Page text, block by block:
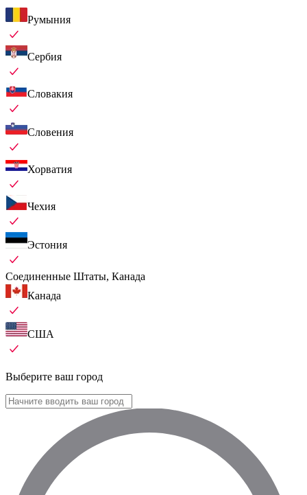
Румыния
Сербия
Словакия
Словения
Хорватия
Чехия
Эстония
Соединенные Штаты, Канада
Канада
США
Выберите ваш город